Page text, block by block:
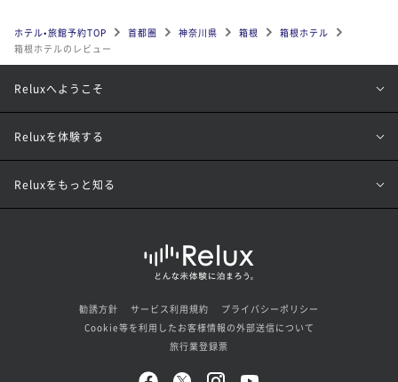
ホテル•旅館予約TOP 首都圏 神奈川県 箱根
箱根ホテル
箱根ホテルのレビュー
Reluxへようこそ
Reluxを体験する
Reluxをもっと知る
勧誘方針 サービス利用規約
プライバシーポリシー
Cookie等を利用したお客様情報の外部送信について
旅行業登録票